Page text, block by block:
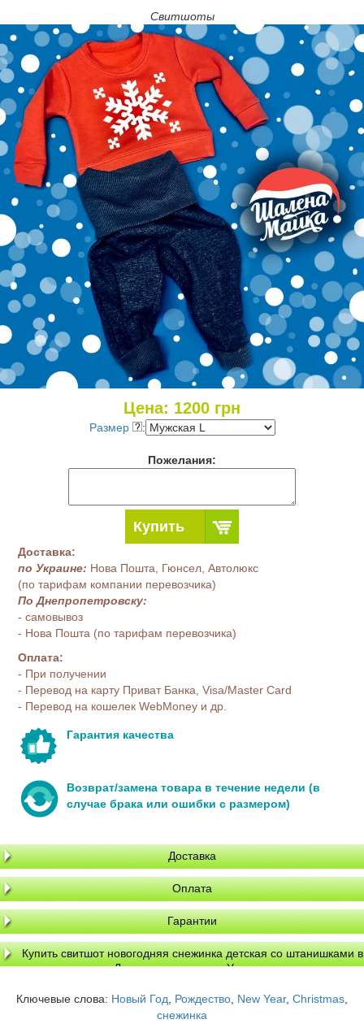
Свитшоты
Цена: 1200 грн
Размер :
Пожелания:
Купить
Доставка:
по Украине: Нова Пошта, Гюнсел, Автолюкс
(по тарифам компании перевозчика)
По Днепропетровску:
- самовывоз
- Нова Пошта (по тарифам перевозчика)
Оплата:
- При получении
- Перевод на карту Приват Банка, Visa/Master Card
- Перевод на кошелек WebMoney и др.
Гарантия качества
Возврат/замена товара в течение недели (в
случае брака или ошибки с размером)
Доставка
Оплата
Гарантии
Купить свитшот новогодняя снежинка детская со штанишками в
Днепре, доставка по Украине
Ключевые слова: Новый Год Рождество New Year, Christmas
снежинка